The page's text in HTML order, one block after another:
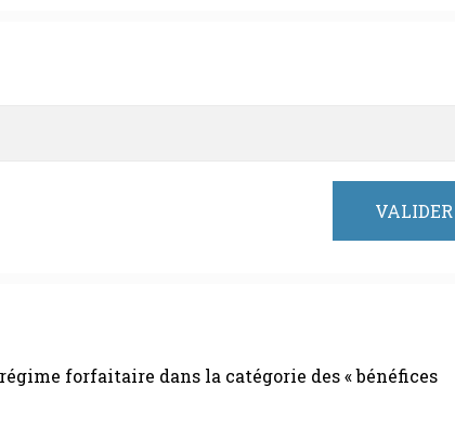
forfaitaire dans la catégorie des « bénéfices